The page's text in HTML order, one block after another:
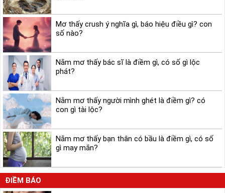
Mơ thấy crush ý nghĩa gì, báo hiệu điều gì? con
số nào?
Nằm mơ thấy bác sĩ là điềm gì, có số gì lộc
phát?
Nằm mơ thấy người mình ghét là điềm gì? có
con gì tài lộc?
Nằm mơ thấy bạn thân có bầu là điềm gì, có số
gì may mắn?
ĐIỀM BÁO